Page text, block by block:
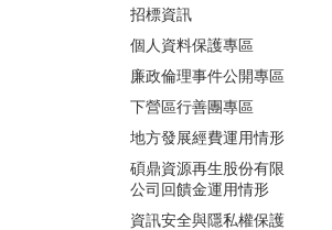
招標資訊
個人資料保護專區
廉政倫理事件公開專區
下營區行善團專區
地方發展經費運用情形
碩鼎資源再生股份有限
公司回饋金運用情形
資訊安全與隱私權保護